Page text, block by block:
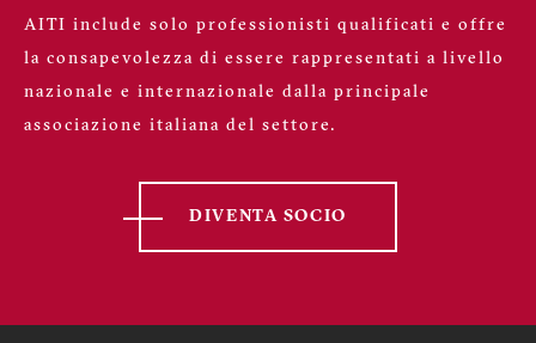
AITI include solo professionisti qualificati e offre
la consapevolezza di essere rappresentati a livello
nazionale e internazionale dalla principale
associazione italiana del settore.
DIVENTA SOCIO